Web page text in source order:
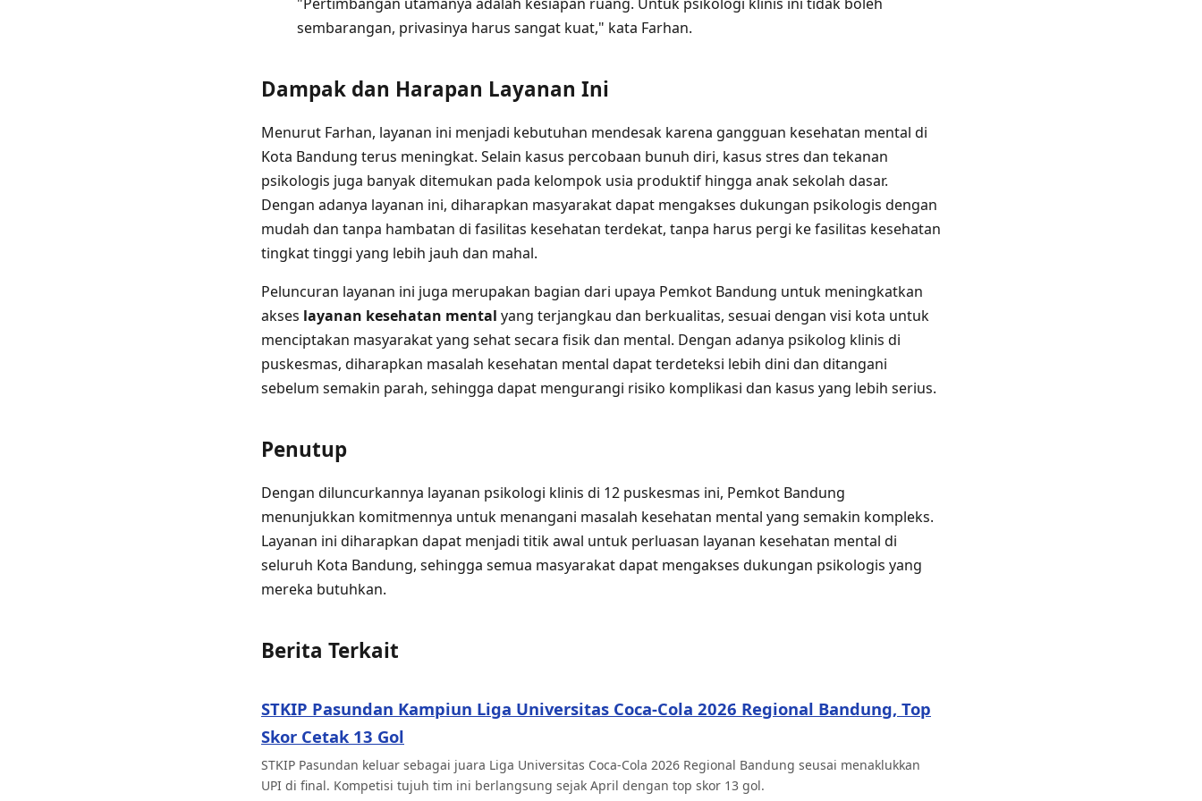
sembarangan, privasinya harus sangat kuat," kata Farhan.
Dampak dan Harapan Layanan Ini
Menurut Farhan, layanan ini menjadi kebutuhan mendesak karena gangguan kesehatan mental di
Kota Bandung terus meningkat. Selain kasus percobaan bunuh diri, kasus stres dan tekanan
psikologis juga banyak ditemukan pada kelompok usia produktif hingga anak sekolah dasar.
Dengan adanya layanan ini, diharapkan masyarakat dapat mengakses dukungan psikologis dengan
mudah dan tanpa hambatan di fasilitas kesehatan terdekat, tanpa harus pergi ke fasilitas kesehatan
tingkat tinggi yang lebih jauh dan mahal.
Peluncuran layanan ini juga merupakan bagian dari upaya Pemkot Bandung untuk meningkatkan
akses layanan kesehatan mental yang terjangkau dan berkualitas, sesuai dengan visi kota untuk
menciptakan masyarakat yang sehat secara fisik dan mental. Dengan adanya psikolog klinis di
puskesmas, diharapkan masalah kesehatan mental dapat terdeteksi lebih dini dan ditangani
sebelum semakin parah, sehingga dapat mengurangi risiko komplikasi dan kasus yang lebih serius.
Penutup
Dengan diluncurkannya layanan psikologi klinis di 12 puskesmas ini, Pemkot Bandung
menunjukkan komitmennya untuk menangani masalah kesehatan mental yang semakin kompleks.
Layanan ini diharapkan dapat menjadi titik awal untuk perluasan layanan kesehatan mental di
seluruh Kota Bandung, sehingga semua masyarakat dapat mengakses dukungan psikologis yang
mereka butuhkan.
Berita Terkait
STKIP Pasundan Kampiun Liga Universitas Coca-Cola 2026 Regional Bandung, Top
Skor Cetak 13 Gol
STKIP Pasundan keluar sebagai juara Liga Universitas Coca-Cola 2026 Regional Bandung seusai menaklukkan
UPI di final. Kompetisi tujuh tim ini berlangsung sejak April dengan top skor 13 gol.